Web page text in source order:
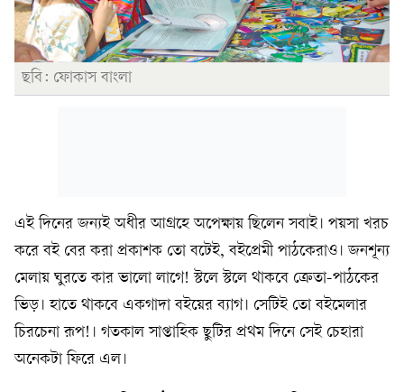
ছবি: ফোকাস বাংলা
এই দিনের জন্যই অধীর আগ্রহে অপেক্ষায় ছিলেন সবাই। পয়সা খরচ
করে বই বের করা প্রকাশক তো বটেই, বইপ্রেমী পাঠকেরাও। জনশূন্য
মেলায় ঘুরতে কার ভালো লাগে! স্টলে স্টলে থাকবে ক্রেতা-পাঠকের
ভিড়। হাতে থাকবে একগাদা বইয়ের ব্যাগ। সেটিই তো বইমেলার
চিরচেনা রূপ!। গতকাল সাপ্তাহিক ছুটির প্রথম দিনে সেই চেহারা
অনেকটা ফিরে এল।